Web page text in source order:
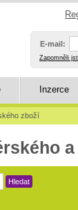
E-mail:
Zapomněli
Inzerce
zboží
Hledat